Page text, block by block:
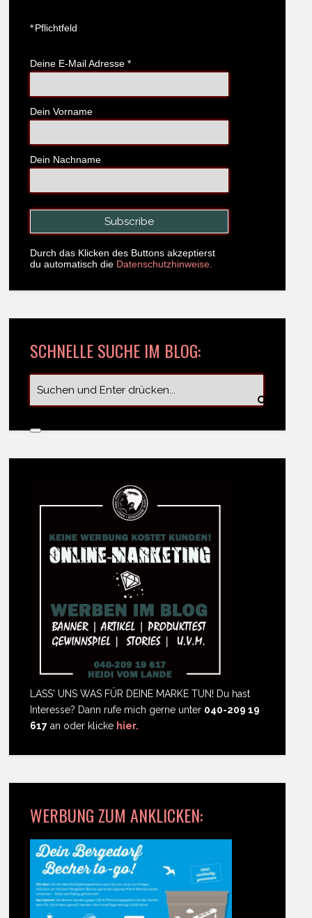
*Pflichtfeld
Deine E-Mail Adresse *
Dein Vorname
Dein Nachname
Durch das Klicken des Buttons akzeptierst
du automatisch die Datenschutzhinweise.
SCHNELLE SUCHE IM BLOG:
LASS' UNS WAS FÜR DEINE MARKE TUN! Du hast
Interesse? Dann rufe mich gerne unter 040-209 19
617 an oder klicke hier.
WERBUNG ZUM ANKLICKEN: